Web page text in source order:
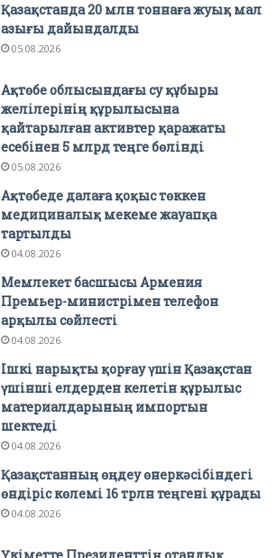
Қазақстанда 20 млн тоннаға жуық мал
азығы дайындалды
05.08.2026
Ақтөбе облысындағы су құбыры
желілерінің құрылысына
қайтарылған активтер қаражаты
есебінен 5 млрд теңге бөлінді
05.08.2026
Ақтөбеде далаға қоқыс төккен
медициналық мекеме жауапқа
тартылды
04.08.2026
Мемлекет басшысы Армения
Премьер-министрімен телефон
арқылы сөйлесті
04.08.2026
Ішкі нарықты қорғау үшін Қазақстан
үшінші елдерден келетін құрылыс
материалдарының импортын
шектеді
04.08.2026
Қазақстанның өңдеу өнеркәсібіндегі
өндіріс көлемі 16 трлн теңгені құрады
04.08.2026